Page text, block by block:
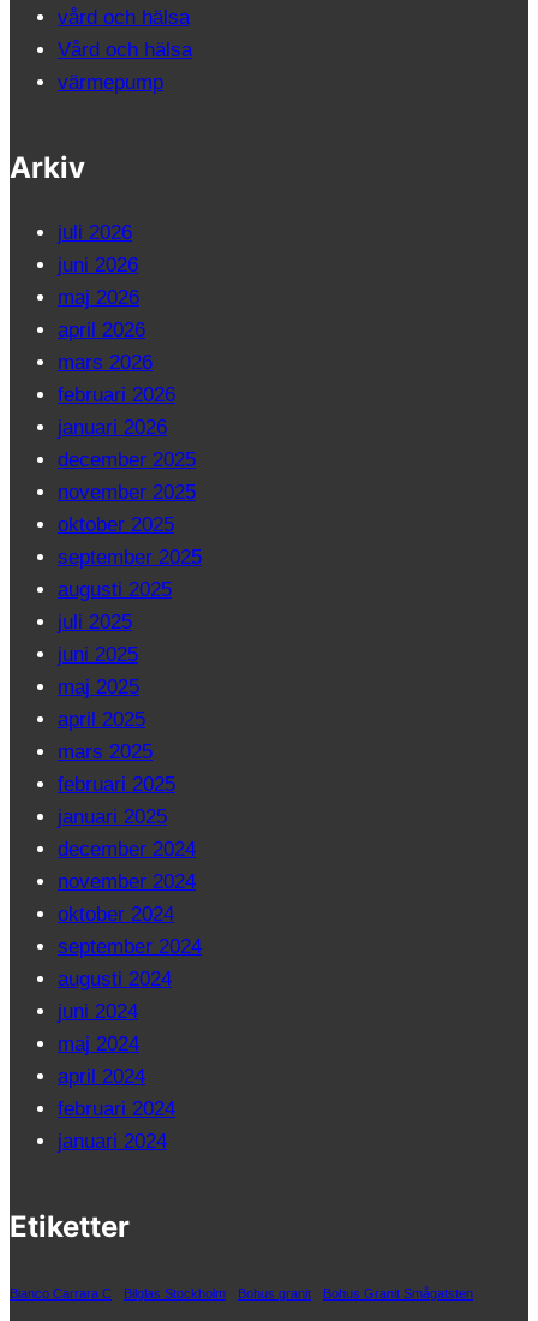
vård och hälsa
Vård och hälsa
värmepump
Arkiv
juli 2026
juni 2026
maj 2026
april 2026
mars 2026
februari 2026
januari 2026
december 2025
november 2025
oktober 2025
september 2025
augusti 2025
juli 2025
juni 2025
maj 2025
april 2025
mars 2025
februari 2025
januari 2025
december 2024
november 2024
oktober 2024
september 2024
augusti 2024
juni 2024
maj 2024
april 2024
februari 2024
januari 2024
Etiketter
Bianco Carrara C Bilglas Stockholm Bohus granit Bohus Granit Smågatsten